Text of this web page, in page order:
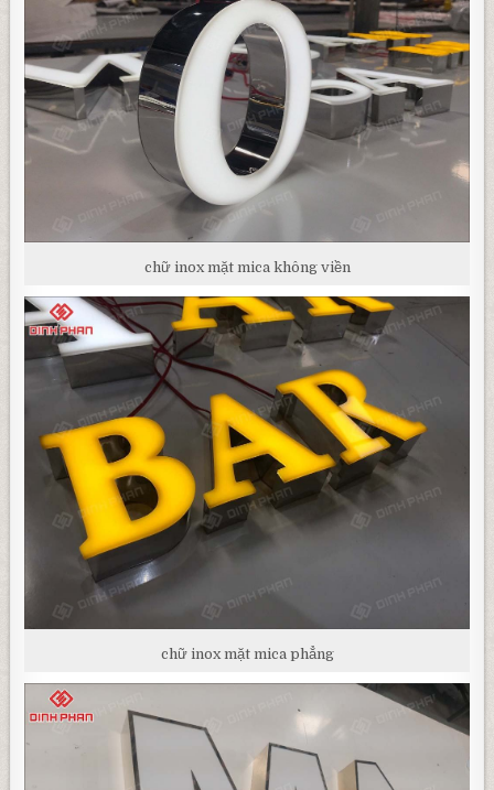
chữ inox mặt mica không viền
chữ inox mặt mica phẳng